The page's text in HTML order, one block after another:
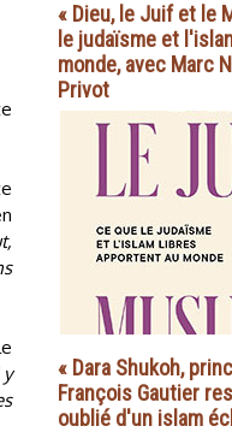
« Dieu, le Juif et le
le judaïsme et
monde, avec Marc
Privot
« Dara Shukoh,
François Gautier
oublié d'un islam